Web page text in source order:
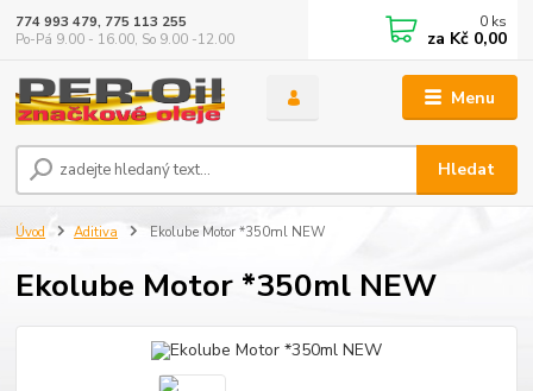
Menu
Hledat
774 993 479, 775 113 255
Po-Pá 9.00 - 16.00, So 9.00 -12.00
0 ks
za Kč 0,00
Úvod Aditiva Ekolube Motor *350ml NEW
Ekolube Motor *350ml NEW